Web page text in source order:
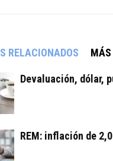
RELACIONADOS MÁS
Devaluación, dólar,
REM: inflación de